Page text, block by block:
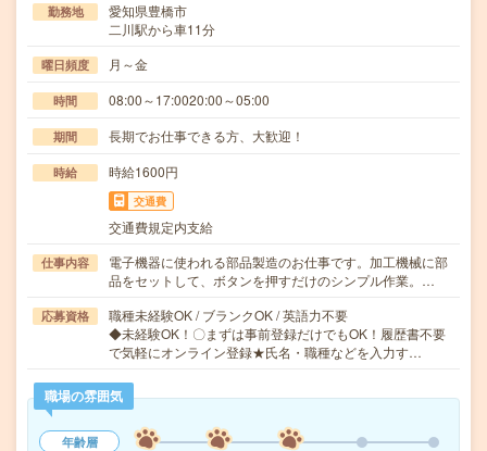
勤務地
愛知県豊橋市
二川駅から車11分
曜日頻度 月～金
時間 08:00～17:0020:00～05:00
期間 長期でお仕事できる方、大歓迎！
時給 時給1600円
交通費
交通費規定内支給
仕事内容
電子機器に使われる部品製造のお仕事です。加工機械に部
品をセットして、ボタンを押すだけのシンプル作業。…
応募資格
職種未経験OK / ブランクOK / 英語力不要
◆未経験OK！〇まずは事前登録だけでもOK！履歴書不要
で気軽にオンライン登録★氏名・職種などを入力す…
職場の雰囲気
年齢層